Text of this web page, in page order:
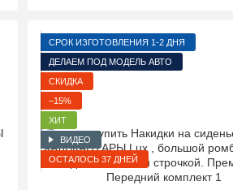
СРОК ИЗГОТОВЛЕНИЯ 1-2 ДНЯ
ДЕЛАЕМ ПОД МОДЕЛЬ АВТО
СКИДКА
−15%
ХИТ
ВИДЕО
ОСТАЛОСЬ 37 ДНЕЙ